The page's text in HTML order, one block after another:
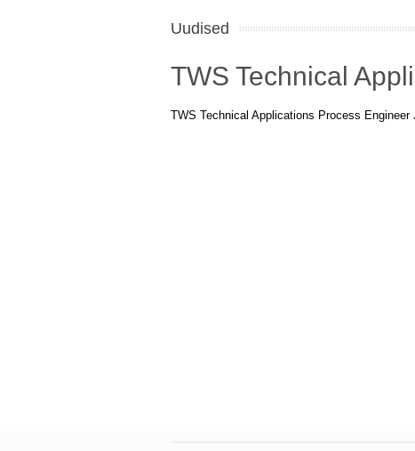
Uudised
TWS Technical
TWS Technical Applications Process Engineer